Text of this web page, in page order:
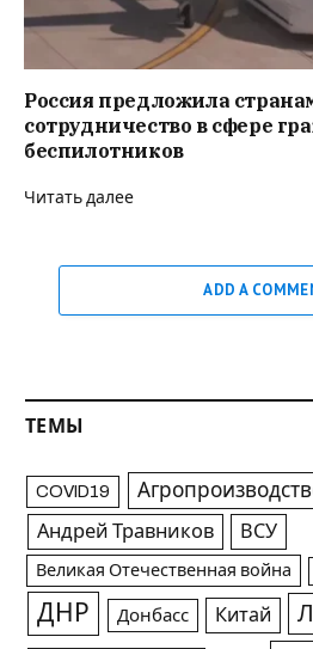
Россия предложила
сотрудничество в сфере
беспилотников
Читать далее
ADD A
ТЕМЫ
COVID19
Андрей Травников ВСУ
Великая Отечественная война
ДНР Донбасс Китай